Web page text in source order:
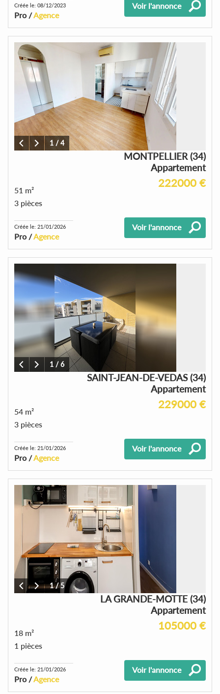
Créée le: 08/12/2023
Pro /Agence
Voir l'annonce
1 /4
MONTPELLIER (34)
Appartement
222000 €
51 m²
3 pièces
Créée le: 21/01/2026
Pro /Agence
Voir l'annonce
1 /6
SAINT-JEAN-DE-VEDAS (34)
Appartement
229000 €
54 m²
3 pièces
Créée le: 21/01/2026
Pro /Agence
Voir l'annonce
1/5
LA GRANDE-MOTTE (34)
Appartement
105000 €
18 m²
1 pièces
Créée le: 21/01/2026
Pro /Agence
Voir l'annonce